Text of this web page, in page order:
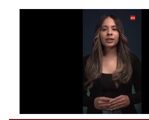
0